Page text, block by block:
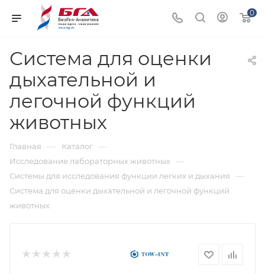
0
Система для оценки
дыхательной и
легочной функций
животных
Главная — Каталог —
Исследование лабораторных животных —
Системы для исследования функции легких и дыхания —
Система для оценки дыхательной и легочной функций
животных